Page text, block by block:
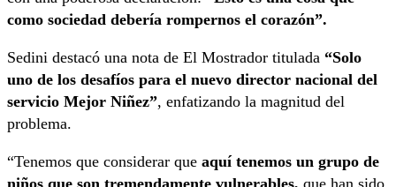
como sociedad debería rompernos el corazón”.
Sedini destacó una nota de El Mostrador titulada “Solo
uno de los desafíos para el nuevo director nacional del
servicio Mejor Niñez”, enfatizando la magnitud del
problema.
“Tenemos que considerar que aquí tenemos un grupo de